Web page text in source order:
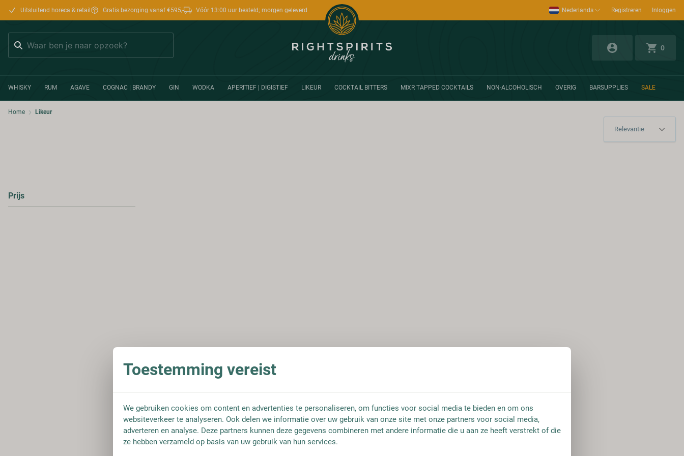
Uitsluitend horeca & retail Gratis bezorging vanaf €595,- Vóór 13:00 uur besteld; morgen geleverd Nederlands Registreren Inloggen
0
WHISKY RUM AGAVE COGNAC | BRANDY GIN WODKA APERITIEF | DIGISTIEF LIKEUR COCKTAIL BITTERS MIXR TAPPED COCKTAILS NON-ALCOHOLISCH OVERIG BARSUPPLIES SALE
Home Likeur
Prijs
Toestemming vereist
We gebruiken cookies om content en advertenties te personaliseren, om functies voor social media te bieden en om ons
websiteverkeer te analyseren. Ook delen we informatie over uw gebruik van onze site met onze partners voor social media,
adverteren en analyse. Deze partners kunnen deze gegevens combineren met andere informatie die u aan ze heeft verstrekt of die
ze hebben verzameld op basis van uw gebruik van hun services.